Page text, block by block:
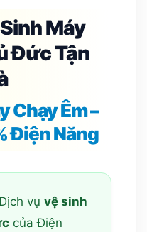
Máy
Đức Tận
Chạy Êm –
Điện Năng
Dịch vụvệ sinh
của Điện